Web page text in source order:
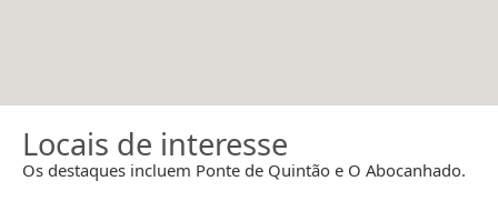
Locais de interesse
Os destaques incluem Ponte de Quintão e O Abocanhado.